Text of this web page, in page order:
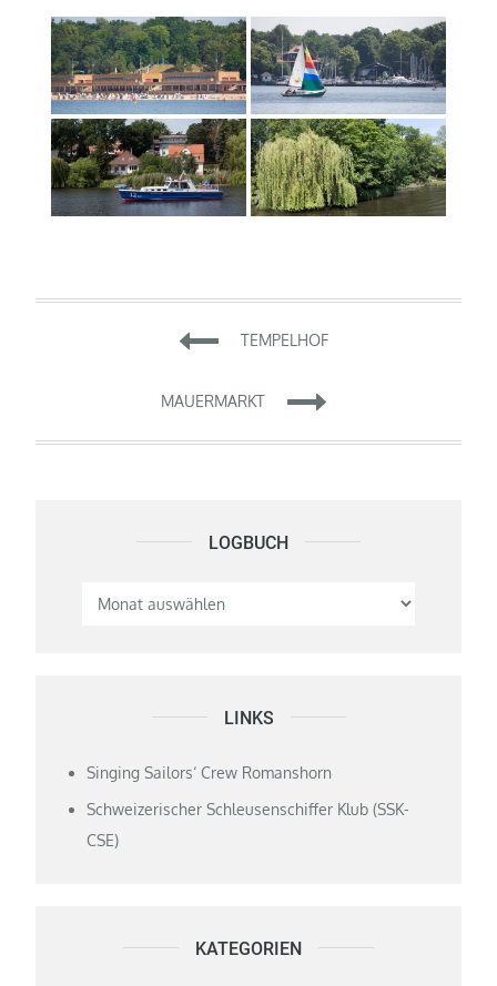
Beitragsnavigation
TEMPELHOF
MAUERMARKT
LOGBUCH Logbuch
LINKS
Singing Sailors‘ Crew Romanshorn
Schweizerischer Schleusenschiffer Klub (SSK-
CSE)
KATEGORIEN